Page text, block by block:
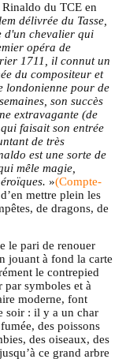
du TCE en
délivrée du Tasse,
d'un chevalier qui
opéra de
1711, il connut un
du compositeur et
londonienne pour de
son succès
extravagante (de
faisait son entrée
de très
est une sorte de
mêle magie,
»(Compte-
mettre plein les
de dragons, de
le pari de renouer
jouant à fond la carte
le contrepied
par symboles et à
moderne, font
soir : il y a un char
des poissons
des oiseaux, des
ce grand arbre